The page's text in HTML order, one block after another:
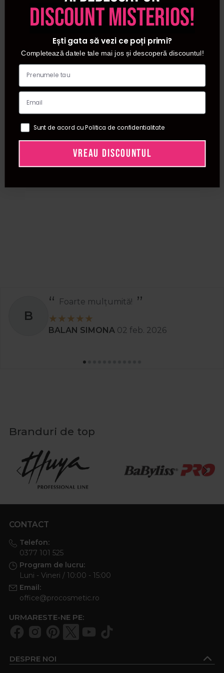
B
Foarte mulțumită!
BALAN SIMONA 02 feb. 2026
Branduri de top
CONTACT
Telefon:
0377 101 525
Program de lucru:
Luni - Vineri / 10:00 - 15:00
Email:
office@procosmetic.ro
URMARESTE-NE PE:
DESPRE NOI
discount misterios!
Ești gata să vezi ce poți primi?
Completează datele tale mai jos și descoperă discountul!
Sunt de acord cu Politica de confidentialitate
VREAU DISCOUNTUL